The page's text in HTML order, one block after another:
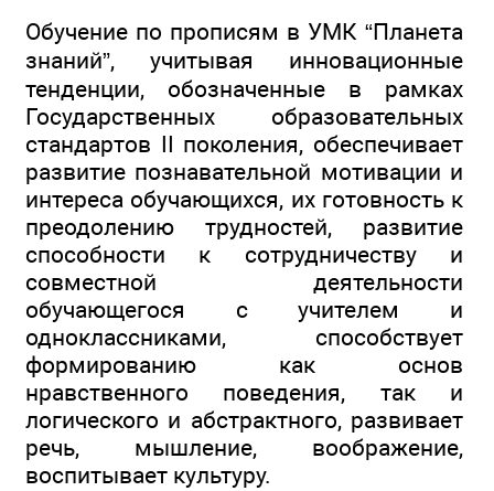
Обучение по прописям в УМК “Планета
знаний”, учитывая инновационные
тенденции, обозначенные в рамках
Государственных образовательных
стандартов II поколения, обеспечивает
развитие познавательной мотивации и
интереса обучающихся, их готовность к
преодолению трудностей, развитие
способности к сотрудничеству и
совместной деятельности
обучающегося с учителем и
одноклассниками, способствует
формированию как основ
нравственного поведения, так и
логического и абстрактного, развивает
речь, мышление, воображение,
воспитывает культуру.